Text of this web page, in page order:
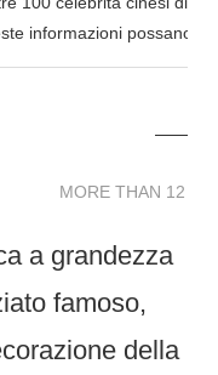
informazioni possano
MORE THAN 12